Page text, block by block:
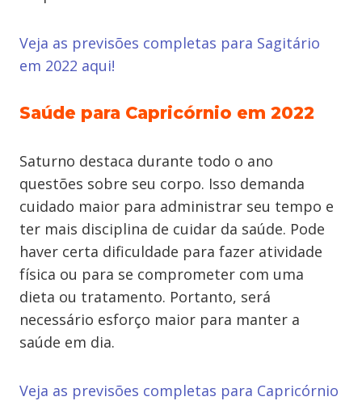
Veja as previsões completas para Sagitário
em 2022 aqui!
Saúde para Capricórnio em 2022
Saturno destaca durante todo o ano
questões sobre seu corpo. Isso demanda
cuidado maior para administrar seu tempo e
ter mais disciplina de cuidar da saúde. Pode
haver certa dificuldade para fazer atividade
física ou para se comprometer com uma
dieta ou tratamento. Portanto, será
necessário esforço maior para manter a
saúde em dia.
Veja as previsões completas para Capricórnio